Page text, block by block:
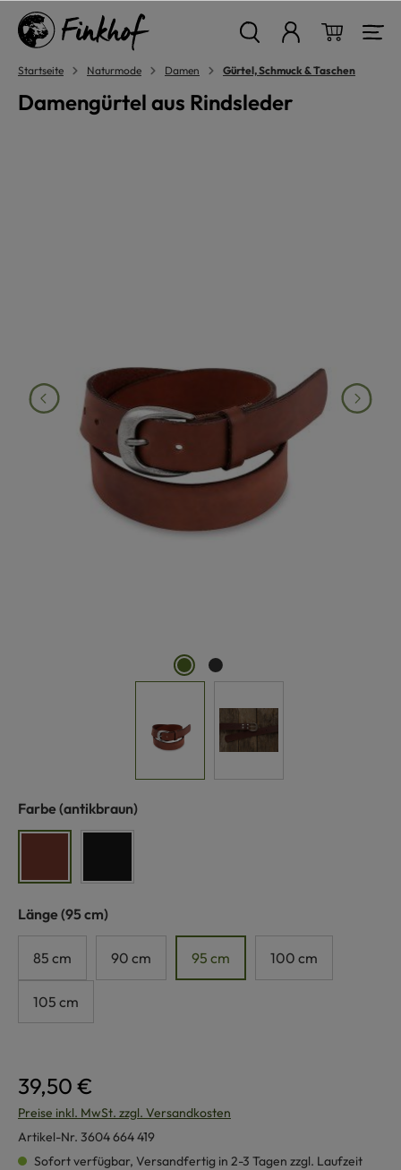
springen
Startseite Naturmode Damen Gürtel, Schmuck & Taschen
Damengürtel aus Rindsleder
Farbe auswählen
(antikbraun)
Länge auswählen
(95 cm)
85 cm 90 cm 95 cm 100 cm
105 cm
39,50 €
Preise inkl. MwSt. zzgl. Versandkosten
Artikel-Nr. 3604 664 419
Sofort verfügbar, Versandfertig in 2-3 Tagen zzgl. Laufzeit